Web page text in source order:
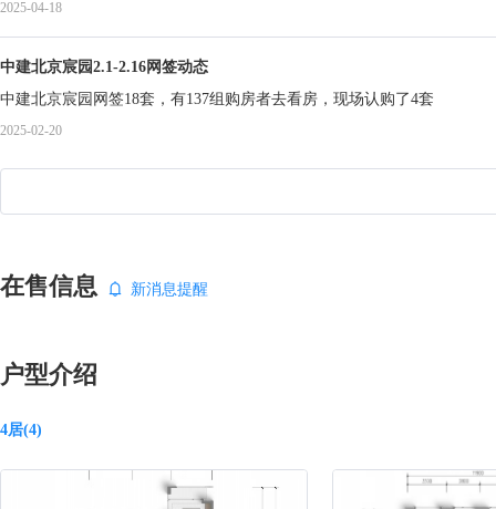
2025-04-18
中建北京宸园2.1-2.16网签动态
中建北京宸园网签18套，有137组购房者去看房，现场认购了4套
2025-02-20
在售信息 新消息提醒
户型介绍
4居(4)